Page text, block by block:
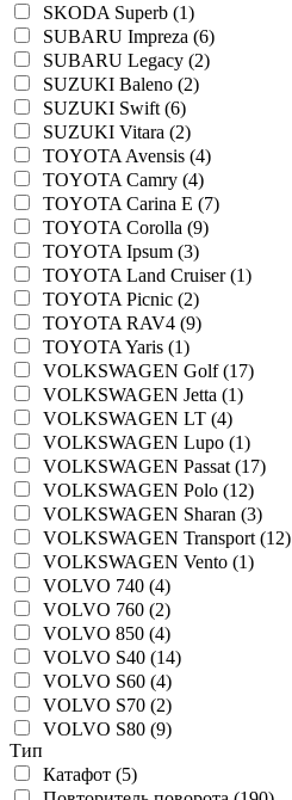
SKODA Superb (1)
SUBARU Impreza (6)
SUBARU Legacy (2)
SUZUKI Baleno (2)
SUZUKI Swift (6)
SUZUKI Vitara (2)
TOYOTA Avensis (4)
TOYOTA Camry (4)
TOYOTA Carina E (7)
TOYOTA Corolla (9)
TOYOTA Ipsum (3)
TOYOTA Land Cruiser (1)
TOYOTA Picnic (2)
TOYOTA RAV4 (9)
TOYOTA Yaris (1)
VOLKSWAGEN Golf (17)
VOLKSWAGEN Jetta (1)
VOLKSWAGEN LT (4)
VOLKSWAGEN Lupo (1)
VOLKSWAGEN Passat (17)
VOLKSWAGEN Polo (12)
VOLKSWAGEN Sharan (3)
VOLKSWAGEN Transport (12)
VOLKSWAGEN Vento (1)
VOLVO 740 (4)
VOLVO 760 (2)
VOLVO 850 (4)
VOLVO S40 (14)
VOLVO S60 (4)
VOLVO S70 (2)
VOLVO S80 (9)
Тип
Катафот (5)